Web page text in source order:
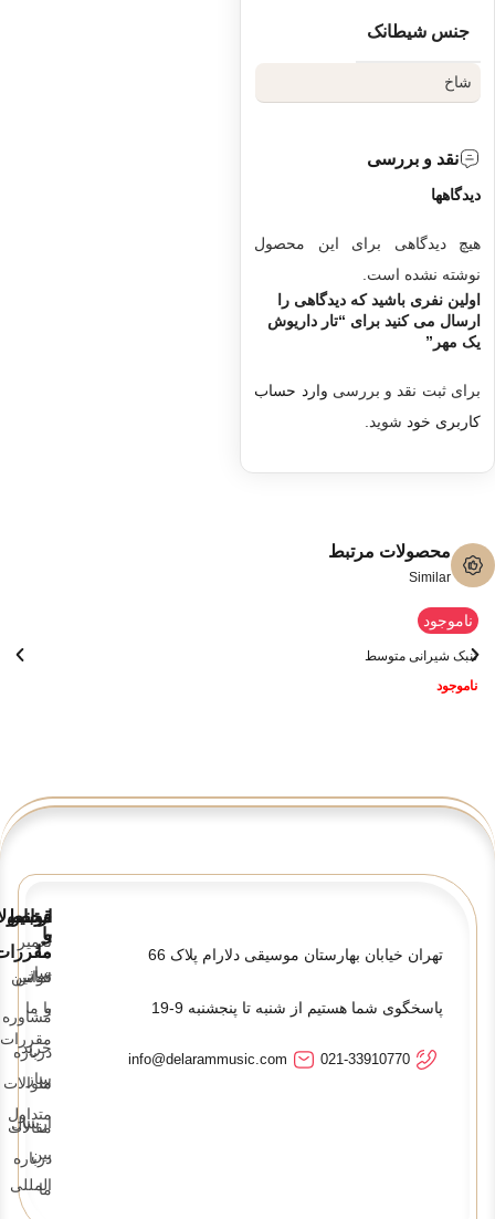
عکس‌های اختصاصی، می‌توانید در
جنس شیطانک
شاخ
نقد و بررسی
دیدگاهها
هیچ دیدگاهی برای این محصول
نوشته نشده است.
اولین نفری باشید که دیدگاهی را
ارسال می کنید برای “تار داریوش
یک مهر”
برای ثبت نقد و بررسی وارد حساب
کاربری خود شوید.
محصولات مرتبط
Similar
ناموجود
تنبک شیرانی متوسط
ناموجود
تهران خیابان بهارستان موسیقی دلارام پلاک 66
پاسخگوی شما هستیم از شنبه تا پنجشنبه 9-19
021-33910770
info@delarammusic.com
تعمیر
ساز
مشاوره
خرید
ساز
ارسال
بین
المللی
قوانین
و
قوانین
و
مقررات
سوالات
متداول
درباره
ما
ارتباط
با
ما
تماس
با ما
درباره
ما
مقالات